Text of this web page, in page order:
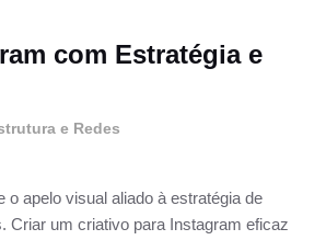
com Estratégia e
e Redes
apelo visual aliado à estratégia de
Criar um criativo para Instagram eficaz